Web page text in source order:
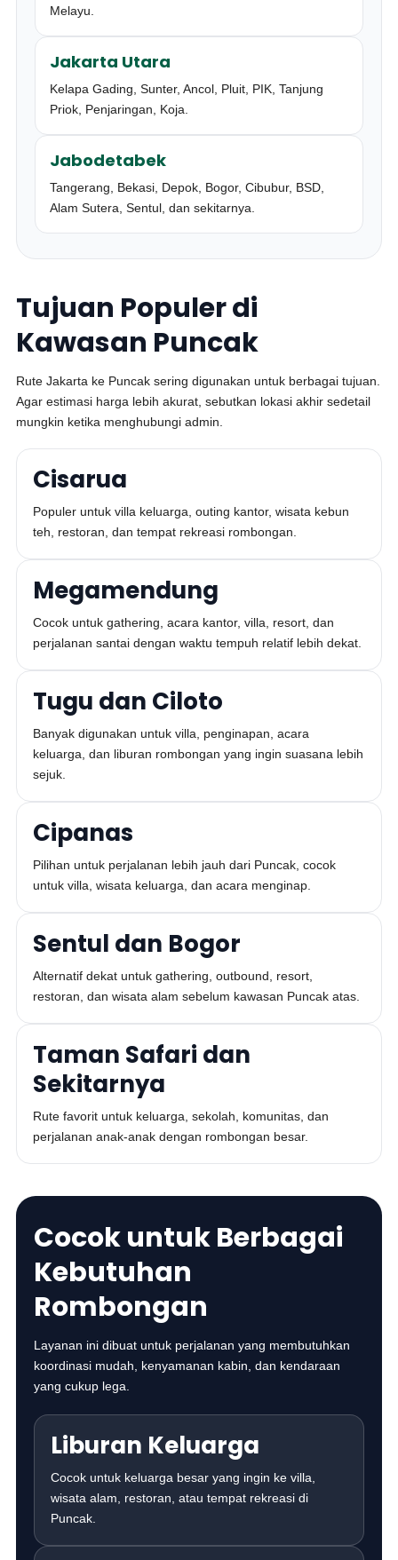
Melayu.
Jakarta Utara
Kelapa Gading, Sunter, Ancol, Pluit, PIK, Tanjung
Priok, Penjaringan, Koja.
Jabodetabek
Tangerang, Bekasi, Depok, Bogor, Cibubur, BSD,
Alam Sutera, Sentul, dan sekitarnya.
Tujuan Populer di
Kawasan Puncak
Rute Jakarta ke Puncak sering digunakan untuk berbagai tujuan.
Agar estimasi harga lebih akurat, sebutkan lokasi akhir sedetail
mungkin ketika menghubungi admin.
Cisarua
Populer untuk villa keluarga, outing kantor, wisata kebun
teh, restoran, dan tempat rekreasi rombongan.
Megamendung
Cocok untuk gathering, acara kantor, villa, resort, dan
perjalanan santai dengan waktu tempuh relatif lebih dekat.
Tugu dan Ciloto
Banyak digunakan untuk villa, penginapan, acara
keluarga, dan liburan rombongan yang ingin suasana lebih
sejuk.
Cipanas
Pilihan untuk perjalanan lebih jauh dari Puncak, cocok
untuk villa, wisata keluarga, dan acara menginap.
Sentul dan Bogor
Alternatif dekat untuk gathering, outbound, resort,
restoran, dan wisata alam sebelum kawasan Puncak atas.
Taman Safari dan
Sekitarnya
Rute favorit untuk keluarga, sekolah, komunitas, dan
perjalanan anak-anak dengan rombongan besar.
Cocok untuk Berbagai
Kebutuhan
Rombongan
Layanan ini dibuat untuk perjalanan yang membutuhkan
koordinasi mudah, kenyamanan kabin, dan kendaraan
yang cukup lega.
Liburan Keluarga
Cocok untuk keluarga besar yang ingin ke villa,
wisata alam, restoran, atau tempat rekreasi di
Puncak.